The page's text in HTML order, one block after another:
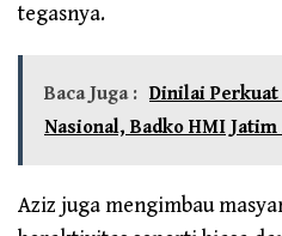
tegasnya.
Baca Juga : Dinilai Perkuat
Nasional, Badko HMI
Aziz juga mengimbau